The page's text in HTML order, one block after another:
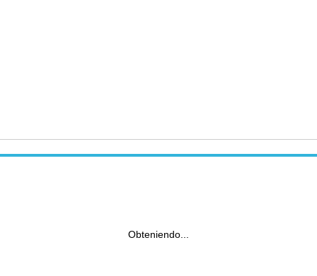
Obteniendo...